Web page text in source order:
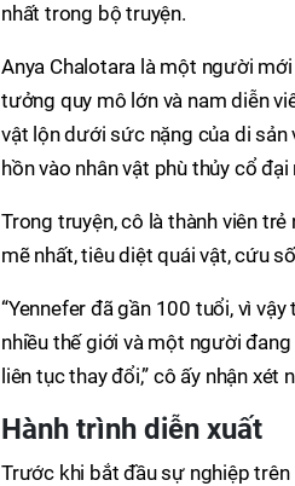
nhất trong bộ truyện.
Anya Chalotara là một người
tưởng quy mô lớn và nam diễn
vật lộn dưới sức nặng của di sản
hồn vào nhân vật phù thủy cổ
Trong truyện, cô là thành viên
mẽ nhất, tiêu diệt quái vật, cứu
“Yennefer đã gần 100 tuổi, vì
nhiều thế giới và một người
liên tục thay đổi,” cô ấy nhận xét
Hành trình diễn xuất
Trước khi bắt đầu sự nghiệp